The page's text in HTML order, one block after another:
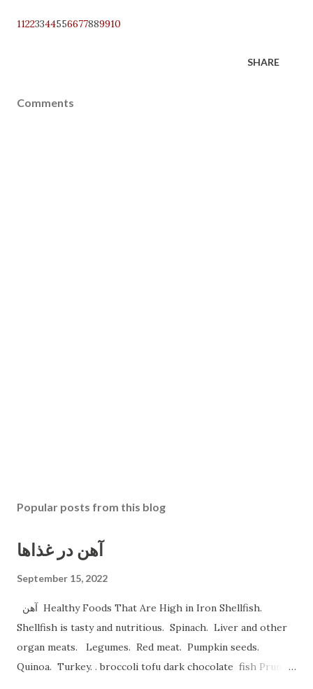
11223344556677889910
SHARE
Comments
Popular posts from this blog
آهن در غذاها
September 15, 2022
Shellfish is tasty and nutritious. Spinach. Liver and other
organ meats. Legumes. Red meat. Pumpkin seeds.
Quinoa. Turkey. . broccoli tofu dark chocolate fish Prune